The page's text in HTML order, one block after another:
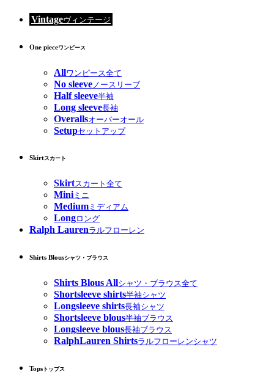
Vintageヴィンテージ
One pieceワンピース
Allワンピース全て
No sleeve ノースリーブ
Half sleeve半袖
Long sleeve長袖
Overallsオーバーオール
Setupセットアップ
Skirtスカート
Skirtスカート全て
Miniミニ
Medium ミディアム
Longロング
Ralph Laurenラルフローレン
Shirts Blousシャツ・ブラウス
Shirts Blous Allシャツ・ブラウス全て
Shortsleeve shirts半袖シャツ
Longsleeve shirts長袖シャツ
Shortsleeve blous半袖ブラウス
Longsleeve blous長袖ブラウス
RalphLauren Shirtsラルフローレンシャツ
Tops トップス